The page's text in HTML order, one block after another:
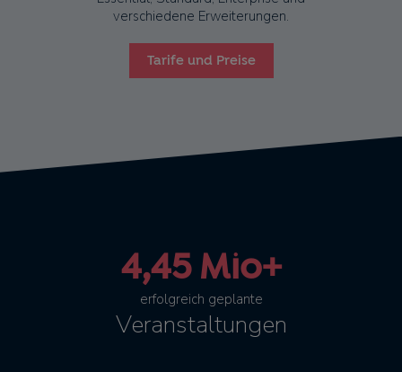
verschiedene Erweiterungen.
Tarife und Preise
4,45 Mio+
erfolgreich geplante
Veranstaltungen